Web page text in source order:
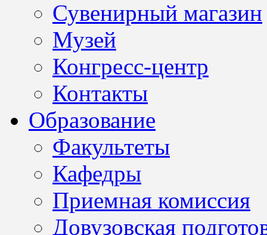
Сувенирный магазин
Музей
Конгресс-центр
Контакты
Образование
Факультеты
Кафедры
Приемная комиссия
Довузовская